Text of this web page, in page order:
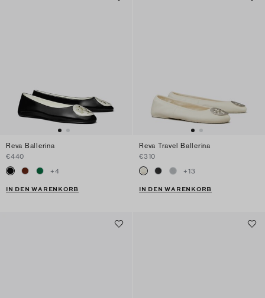
Reva Ballerina
€440
+4
IN DEN WARENKORB
Reva Travel Ballerina
€310
+13
IN DEN WARENKORB